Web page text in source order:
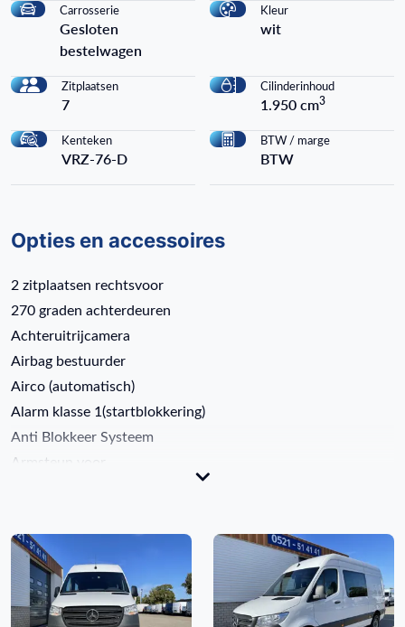
Carrosserie
Gesloten
bestelwagen
Kleur
wit
Zitplaatsen
7
Cilinderinhoud
1.950 cm3
Kenteken
VRZ-76-D
BTW / marge
BTW
Opties en accessoires
2 zitplaatsen rechtsvoor
270 graden achterdeuren
Achteruitrijcamera
Airbag bestuurder
Airco (automatisch)
Alarm klasse 1(startblokkering)
Anti Blokkeer Systeem
Armsteun voor
Bandenspanningscontrolesysteem
Bluetooth telefoonvoorbereiding
Boordcomputer
Buitenspiegels elektrisch inklapbaar
Buitenspiegels elektrisch verstel- en verwarmbaar